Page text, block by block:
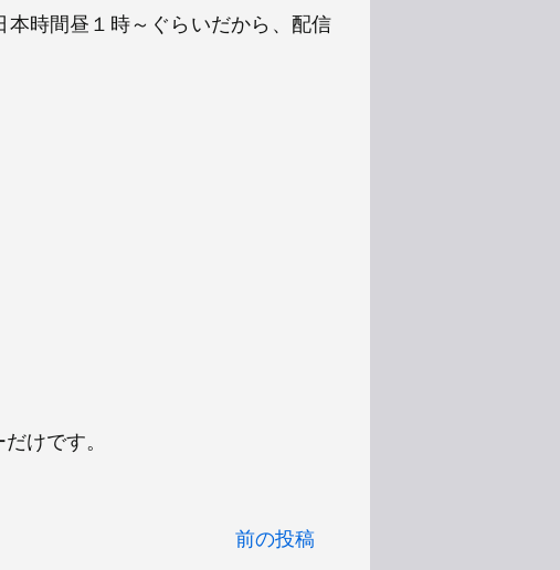
時間昼１時～ぐらいだから、配信
けです。
前の投稿